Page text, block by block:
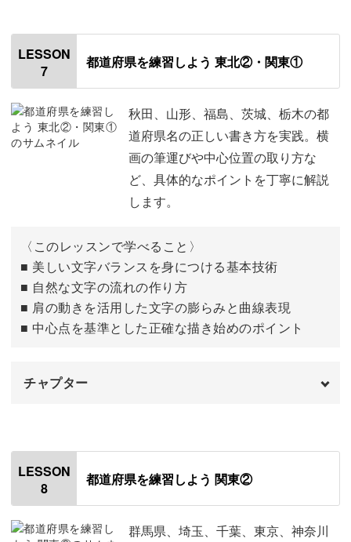
使用材料・道具
「北海道」
「青森」 09:46
「岩手」 14:12
17:56
LESSON
7
都道府県を練習しよう 東北②・関東①
秋田、山形、福島、茨城、栃木の都
道府県名の正しい書き方を実践。横
画の筆運びや中心位置の取り方な
ど、具体的なポイントを丁寧に解説
します。
〈このレッスンで学べること〉
■ 美しい文字バランスを身につける基本技術
■ 自然な文字の流れの作り方
■ 肩の動きを活用した文字の膨らみと曲線表現
■ 中心点を基準とした正確な描き始めのポイント
チャプター
「秋田」
「山形」
「福島」 08:23
LESSON
8
都道府県を練習しよう 関東②
群馬県、埼玉、千葉、東京、神奈川